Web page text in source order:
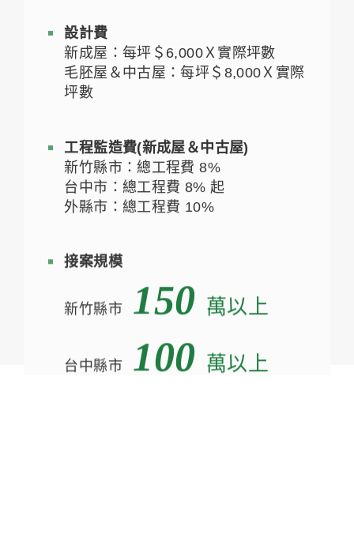
設計費
新成屋：每坪＄6,000Ｘ實際坪數
毛胚屋＆中古屋：每坪＄8,000Ｘ實際
坪數
工程監造費(新成屋＆中古屋)
新竹縣市：總工程費 8%
台中市：總工程費 8% 起
外縣市：總工程費 10%
接案規模
新竹縣市 150 萬以上
台中縣市 100 萬以上